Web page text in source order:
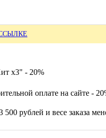
x3" - 20%
оплате на сайте -
рублей и весе заказа